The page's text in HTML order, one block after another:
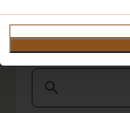
10
Sehr
jeder
Ein großes Lob
und seine
Ort oder